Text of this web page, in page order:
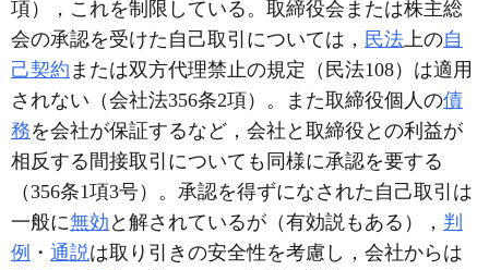
項），これを制限している。取締役会または株主総
会の承認を受けた自己取引については， 民法上の自
己契約 または双方代理禁止の規定（民法108）は適用
されない（会社法356条2項）。また取締役個人の債
務を会社が保証するなど，会社と取締役との利益が
相反する間接取引についても同様に承認を要する
（356条1項3号）。承認を得ずになされた自己取引は
一般に無効 と解されているが（有効説もある）， 判
例 ・ 通説は取り引きの安全性を考慮し，会社からは